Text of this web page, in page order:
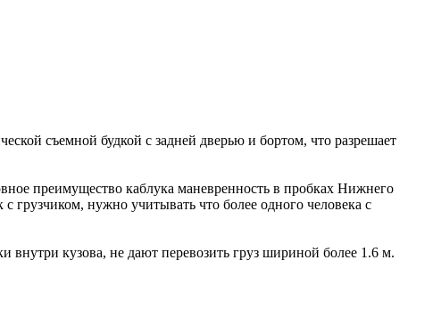
съемной будкой с задней дверью и бортом, что разрешает
преимущество каблука маневренность в пробках Нижнего
грузчиком, нужно учитывать что более одного человека с
внутри кузова, не дают перевозить груз шириной более 1.6 м.